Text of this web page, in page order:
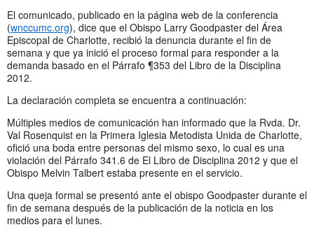
El comunicado, publicado en la página web de la conferencia
(wnccumc.org), dice que el Obispo Larry Goodpaster del Área
Episcopal de Charlotte, recibió la denuncia durante el fin de
semana y que ya inició el proceso formal para responder a la
demanda basado en el Párrafo ¶353 del Libro de la Disciplina
2012.
La declaración completa se encuentra a continuación:
Múltiples medios de comunicación han informado que la Rvda. Dr.
Val Rosenquist en la Primera Iglesia Metodista Unida de Charlotte,
ofició una boda entre personas del mismo sexo, lo cual es una
violación del Párrafo 341.6 de El Libro de Disciplina 2012 y que el
Obispo Melvin Talbert estaba presente en el servicio.
Una queja formal se presentó ante el obispo Goodpaster durante el
fin de semana después de la publicación de la noticia en los
medios para el lunes.